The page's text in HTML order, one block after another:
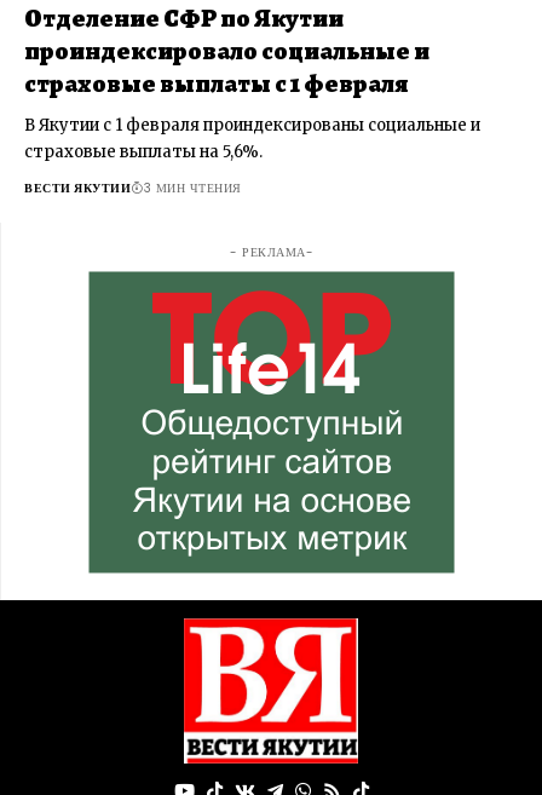
Отделение СФР по Якутии
проиндексировало социальные и
страховые выплаты с 1 февраля
В Якутии с 1 февраля проиндексированы социальные и
страховые выплаты на 5,6%.
ВЕСТИ ЯКУТИИ 3 МИН ЧТЕНИЯ
- РЕКЛАМА-